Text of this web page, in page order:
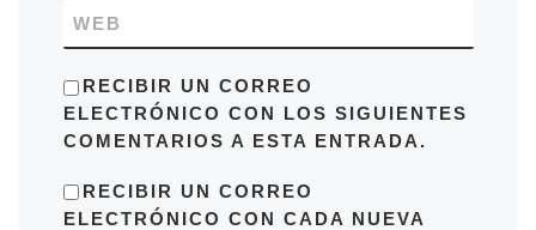
WEB
RECIBIR UN CORREO
ELECTRÓNICO CON LOS SIGUIENTES
COMENTARIOS A ESTA ENTRADA.
RECIBIR UN CORREO
ELECTRÓNICO CON CADA NUEVA